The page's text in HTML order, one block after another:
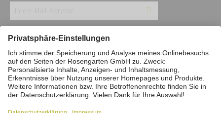
E-
Mail-
Adresse:
*
Impressum Datenschutz
Stiftung
Interne Meldestelle
Zahlungsmittel
Barrierefreiheitserklärung
Vertrag widerrufen